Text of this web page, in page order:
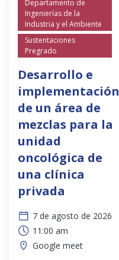
Departamento de
Ingenierías de la
Industria y el Ambiente
Sustentaciones
Pregrado
Desarrollo e
implementación
de un área de
mezclas para la
unidad
oncológica de
una clínica
privada
7 de agosto de 2026
11:00 am
Google meet